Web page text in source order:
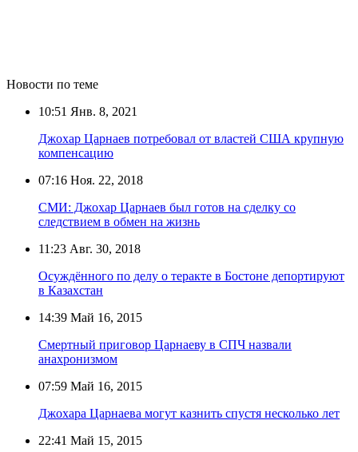
Новости по теме
10:51 Янв. 8, 2021
Джохар Царнаев потребовал от властей США крупную
компенсацию
07:16 Ноя. 22, 2018
СМИ: Джохар Царнаев был готов на сделку со
следствием в обмен на жизнь
11:23 Авг. 30, 2018
Осуждённого по делу о теракте в Бостоне депортируют
в Казахстан
14:39 Май 16, 2015
Смертный приговор Царнаеву в СПЧ назвали
анахронизмом
07:59 Май 16, 2015
Джохара Царнаева могут казнить спустя несколько лет
22:41 Май 15, 2015